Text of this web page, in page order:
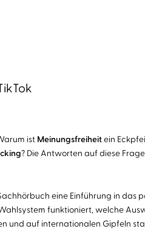
ist Meinungsfreiheitein
? Die Antworten auf diese
eine Einführung in das
funktioniert, welche
und auf internationalen Gipfeln